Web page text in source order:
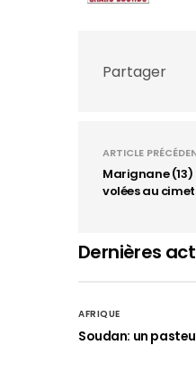
Partager
ARTICLE
Marignane (13)
volées au
Dernières
AFRIQUE
Soudan: un